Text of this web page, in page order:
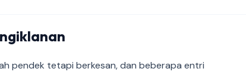
pendek tetapi berkesan, dan beberapa entri